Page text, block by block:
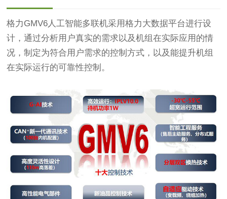
格力GMV6人工智能多联机采用格力大数据平台进行设
计，通过分析用户真实的需求以及机组在实际应用的情
况，制定为符合用户需求的控制方式，以及能提升机组
在实际运行的可靠性控制。